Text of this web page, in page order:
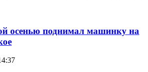
осенью поднимал машинку на